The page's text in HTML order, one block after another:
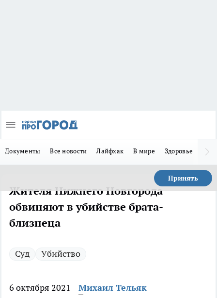
Документы Все новости Лайфхак В мире Здоровье
Принять
Жителя Нижнего Новгорода
обвиняют в убийстве брата-
близнеца
Суд Убийство
6 октября 2021
Михаил Тельяк